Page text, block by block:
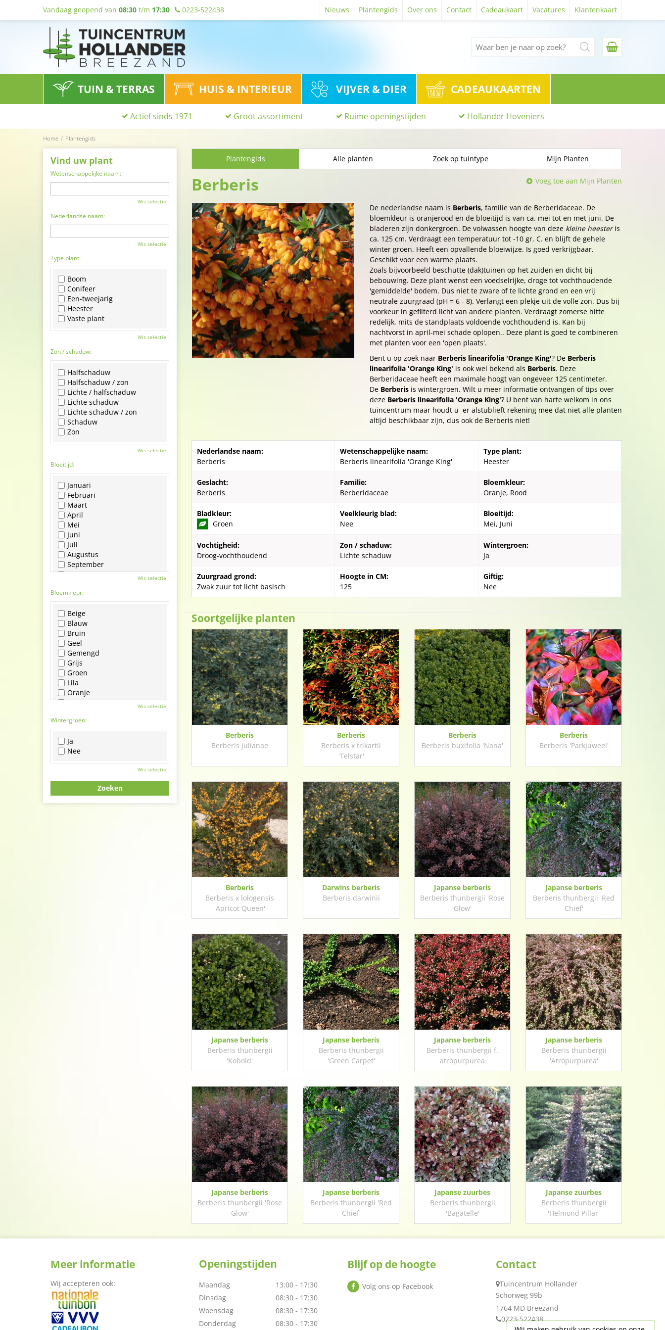
Home Plantengids
Vandaag geopend van 08:30 t/m 17:30 0223-522438 Nieuws Plantengids Over ons Contact Cadeaukaart Vacatures Klantenkaart
TUIN & TERRAS HUIS & INTERIEUR VIJVER & DIER CADEAUKAARTEN
Actief sinds 1971 Groot assortiment Ruime openingstijden Hollander Hoveniers
Plantengids Alle planten Zoek op tuintype Mijn Planten
Berberis Voeg toe aan Mijn Planten
De nederlandse naam is Berberis, familie van de Berberidaceae. De
bloemkleur is oranjerood en de bloeitijd is van ca. mei tot en met juni. De
bladeren zijn donkergroen. De volwassen hoogte van deze kleine heesteris
ca. 125 cm. Verdraagt een temperatuur tot -10 gr. C. en blijft de gehele
winter groen. Heeft een opvallende bloeiwijze. Is goed verkrijgbaar.
Geschikt voor een warme plaats.
Zoals bijvoorbeeld beschutte (dak)tuinen op het zuiden en dicht bij
bebouwing. Deze plant wenst een voedselrijke, droge tot vochthoudende
'gemiddelde' bodem. Dus niet te zware of te lichte grond en een vrij
neutrale zuurgraad (pH = 6 - 8). Verlangt een plekje uit de volle zon. Dus bij
voorkeur in gefilterd licht van andere planten. Verdraagt zomerse hitte
redelijk, mits de standplaats voldoende vochthoudend is. Kan bij
nachtvorst in april-mei schade oplopen.. Deze plant is goed te combineren
met planten voor een 'open plaats'.
Bent u op zoek naar Berberis linearifolia 'Orange King'? De Berberis
linearifolia 'Orange King' is ook wel bekend als Berberis. Deze
Berberidaceae heeft een maximale hoogt van ongeveer 125 centimeter.
De Berberis is wintergroen. Wilt u meer informatie ontvangen of tips over
deze Berberis linearifolia 'Orange King'? U bent van harte welkom in ons
tuincentrum maar houdt u er alstublieft rekening mee dat niet alle planten
altijd beschikbaar zijn, dus ook de Berberis niet!
Nederlandse naam:
Berberis
Wetenschappelijke naam:
Berberis linearifolia 'Orange King'
Type plant:
Heester
Geslacht:
Berberis
Familie:
Berberidaceae
Bloemkleur:
Oranje, Rood
Bladkleur:
Groen
Veelkleurig blad:
Nee
Bloeitijd:
Mei, Juni
Vochtigheid:
Droog-vochthoudend
Zon / schaduw:
Lichte schaduw
Wintergroen:
Ja
Zuurgraad grond:
Zwak zuur tot licht basisch
Hoogte in CM:
125
Giftig:
Nee
Soortgelijke planten
Berberis
Berberis julianae
Berberis
Berberis x frikartii
'Telstar'
Berberis
Berberis buxifolia 'Nana'
Berberis
Berberis 'Parkjuweel'
Berberis
Berberis x lologensis
'Apricot Queen'
Darwins berberis
Berberis darwinii
Japanse berberis
Berberis thunbergii 'Rose
Glow'
Japanse berberis
Berberis thunbergii 'Red
Chief'
Japanse berberis
Berberis thunbergii
'Kobold'
Japanse berberis
Berberis thunbergii
'Green Carpet'
Japanse berberis
Berberis thunbergii f.
atropurpurea
Japanse berberis
Berberis thunbergii
'Atropurpurea'
Japanse berberis
Berberis thunbergii 'Rose
Glow'
Japanse berberis
Berberis thunbergii 'Red
Chief'
Japanse zuurbes
Berberis thunbergii
'Bagatelle'
Japanse zuurbes
Berberis thunbergii
'Helmond Pillar'
Vind uw plant
Wetenschappelijke naam:
Wis selectie
Nederlandse naam:
Wis selectie
Type plant:
Boom
Conifeer
Een-tweejarig
Heester
Vaste plant
Wis selectie
Zon / schaduw:
Halfschaduw
Halfschaduw / zon
Lichte / halfschaduw
Lichte schaduw
Lichte schaduw / zon
Schaduw
Zon
Wis selectie
Bloeitijd:
Januari
Februari
Maart
April
Mei
Juni
Juli
Augustus
September
Oktober
December
Wis selectie
Bloemkleur:
Beige
Blauw
Bruin
Geel
Gemengd
Grijs
Groen
Lila
Oranje
Paars
Roze
Wit
Zwart
Wis selectie
Wintergroen:
Ja
Nee
Wis selectie
Meer informatie
Wij accepteren ook:
Openingstijden
Maandag
13:00 - 17:30
Dinsdag
08:30 - 17:30
Woensdag
08:30 - 17:30
Donderdag
08:30 - 17:30
Blijf op de hoogte
Volg ons op Facebook
Contact
Tuincentrum Hollander
Schorweg 99b
1764 MD Breezand
0223-522438